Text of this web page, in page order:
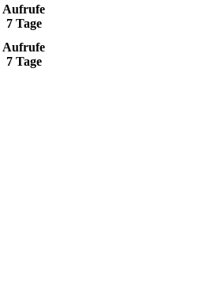
Aufrufe
7 Tage
Aufrufe
7 Tage